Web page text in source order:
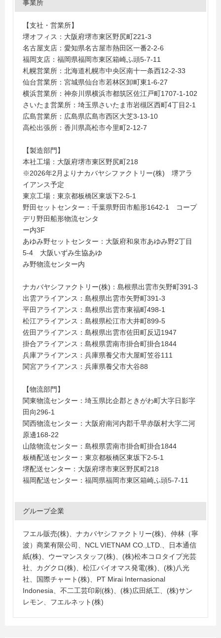
事業所
【支社・営業所】
堺オフィス：大阪府堺市東区野尻町221-3
名古屋支店：愛知県名古屋市熱田区一番2-2-6
福岡支店：福岡県福岡市東区箱崎ふ頭5-7-11
札幌営業所：北海道札幌市中央区南十一条西12-2-33
仙台営業所：宮城県仙台市若林区卸町東1-6-27
横浜営業所：神奈川県横浜市都筑区佐江戸町1707-1-102
さいたま営業所：埼玉県さいたま市岩槻区西町4丁目2-1
広島営業所：広島県広島市西区大芝3-13-10
高松出張所：香川県高松市今里町2-12-7
【製造部門】
本社工場：大阪府堺市東区野尻町218
※2026年2月よりナカバヤシファクトリー(株) 堺アラ
イアンス予定
東京工場：東京都板橋区東坂下2-5-1
野田セットセンター：千葉県野田市船形1642-1 コープ
デリ野田船形物流センタ
ー内3F
あゆみ野セットセンター：大阪府和泉市あゆみ野2丁目
5-4 大阪いずみ生協あゆ
み野物流センター内
ナカバヤシファクトリー(株)：島根県出雲市矢野町391-3
出雲アライアンス：島根県出雲市矢野町391-3
平田アライアンス：島根県出雲市東福町498-1
松江アライアンス：島根県松江市大井町899-5
佐田アライアンス：島根県出雲市佐田町反辺1947
掛合アライアンス：島根県雲南市掛合町掛合1844
兵庫アライアンス：兵庫県養父市大屋町笠谷111
関宮アライアンス：兵庫県養父市大谷88
【物流部門】
関東物流センター：埼玉県比企郡ときがわ町大字日影字
田向296-1
関西物流センター：大阪府南河内郡千早赤阪村大字二河
原邊168-22
山陰物流センター：島根県雲南市掛合町掛合1844
板橋配送センター：東京都板橋区東坂下2-5-1
堺配送センター：大阪府堺市東区野尻町218
福岡配送センター：福岡県福岡市東区箱崎ふ頭5-7-11
グループ企業
フエル販売(株)、ナカバヤシファクトリー(株)、仲林（寧
波）商業有限公司、NCL VIETNAM CO.,LTD.、日本通信
紙(株)、ウーマンスタッフ(株)、(株)松本コロタイプ光芸
社、カグクロ(株)、松江バイオマス発電(株)、(株)八光
社、国際チャート(株)、PT Mirai Internasional
Indonesia、不二工芸印刷(株)、(株)広田紙工、(株)サン
レモン、フエルネット(株)